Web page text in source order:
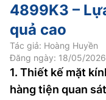
4899K3 –
quả cao
Tác giả: Hoàng Huyền
Đăng ngày: 18/05/
1. Thiết kế mặt
hàng tiện quan sát